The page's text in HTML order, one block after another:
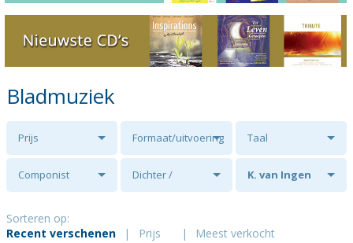
Bladmuziek
Prijs Formaat/uitvoering Taal
Componist Dichter / K. van Ingen
Sorteren op:
Recent verschenen
| Prijs | Meest verkocht